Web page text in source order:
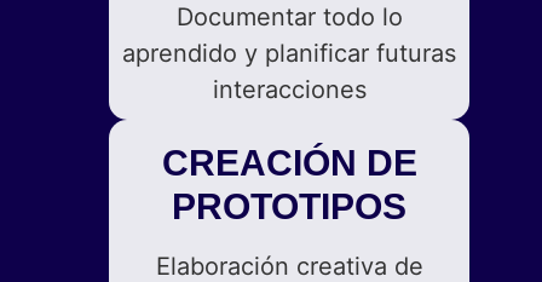
Documentar todo lo
aprendido y planificar futuras
interacciones
CREACIÓN DE
PROTOTIPOS
Elaboración creativa de